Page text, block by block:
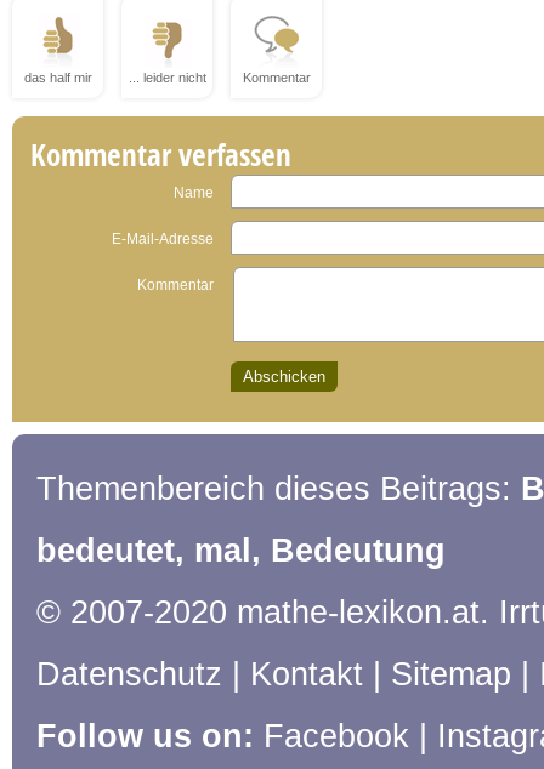
das half mir ... leider nicht Kommentar
Kommentar verfassen
Name
E-Mail-Adresse
Kommentar
Themenbereich dieses Beitrags:
bedeutet, mal, Bedeutung
© 2007-2020 mathe-lexikon.at.
Datenschutz
Kontakt Sitemap
Follow us on: Facebook